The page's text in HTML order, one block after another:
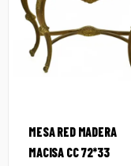
MESA RED MADERA
MACISA CC 72*33